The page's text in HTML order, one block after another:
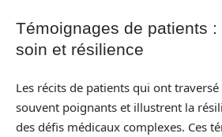
Témoignages de patients :
soin et résilience
Les récits de patients qui ont traversé
souvent poignants et illustrent la
des défis médicaux complexes. Ces